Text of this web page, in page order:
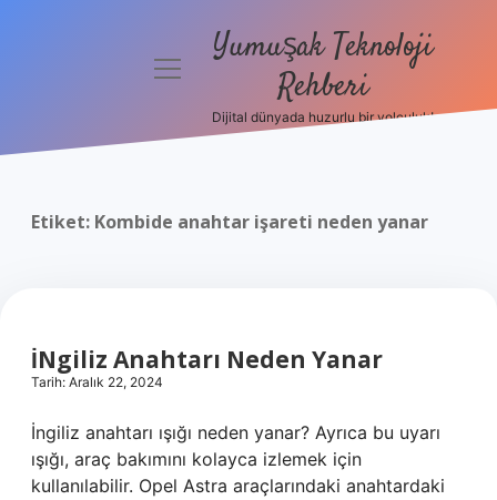
Politikası
menüyüYumuşak Teknoloji
Rehberi
Dijital dünyada huzurlu bir yolculuk!
Etiket: Kombide anahtar işareti neden yanar
İNgiliz Anahtarı Neden Yanar
Tarih: Aralık 22, 2024
İngiliz anahtarı ışığı neden yanar? Ayrıca bu uyarı
ışığı, araç bakımını kolayca izlemek için
kullanılabilir. Opel Astra araçlarındaki anahtardaki